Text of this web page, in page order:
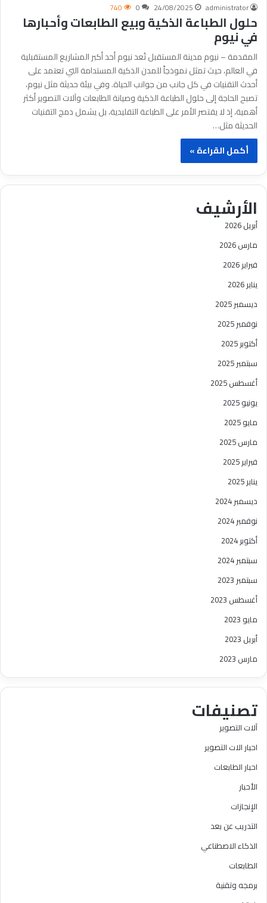
administrator
24/08/2025
0
740
حلول الطباعة الذكية وبيع الطابعات وأحبارها
في نيوم
المقدمة – نيوم مدينة المستقبل تُعد نيوم أحد أكبر المشاريع المستقبلية
في العالم، حيث تمثل نموذجاً للمدن الذكية المستدامة التي تعتمد على
أحدث التقنيات في كل جانب من جوانب الحياة. وفي بيئة حديثة مثل نيوم،
تصبح الحاجة إلى حلول الطباعة الذكية وصيانة الطابعات وآلات التصوير أكثر
أهمية، إذ لا يقتصر الأمر على الطباعة التقليدية، بل يشمل دمج التقنيات
الحديثة مثل…
أكمل القراءة »
الأرشيف
أبريل 2026
مارس 2026
فبراير 2026
يناير 2026
ديسمبر 2025
نوفمبر 2025
أكتوبر 2025
سبتمبر 2025
أغسطس 2025
يونيو 2025
مايو 2025
مارس 2025
فبراير 2025
يناير 2025
ديسمبر 2024
نوفمبر 2024
أكتوبر 2024
سبتمبر 2024
سبتمبر 2023
أغسطس 2023
مايو 2023
أبريل 2023
مارس 2023
تصنيفات
آلات التصوير
احبار الات التصوير
احبار الطابعات
الأحبار
الإنجازات
التدريب عن بعد
الذكاء الاصطناعي
الطابعات
برمجه وتقنية